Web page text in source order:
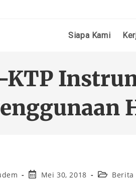
Siapa Kami
KTP
Mei 30, 2018 Berita